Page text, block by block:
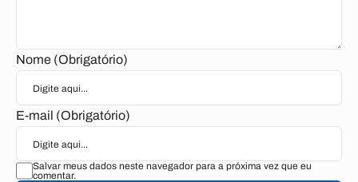
Nome (Obrigatório)
E-mail (Obrigatório)
Salvar meus dados neste navegador para a próxima vez que eu
comentar.